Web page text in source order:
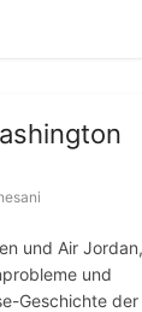
und Air
und
Geschichte der